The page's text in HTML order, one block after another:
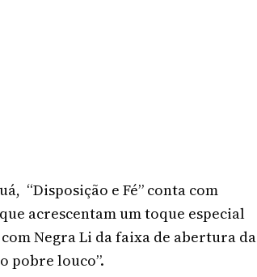
“Disposição e Fé” conta com
acrescentam um toque especial
Negra Li da faixa de abertura da
pobre louco”.